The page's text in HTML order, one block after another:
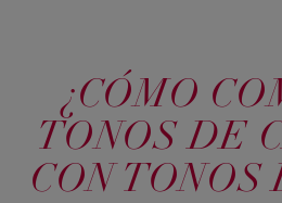
¿CÓMO
TONOS DE
CON